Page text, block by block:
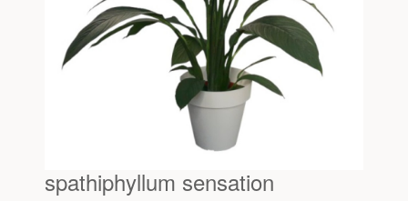
spathiphyllum sensation